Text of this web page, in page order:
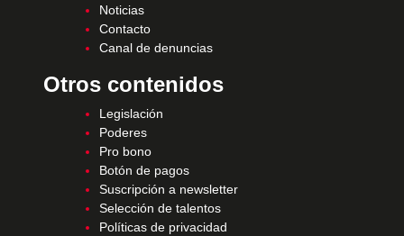
Noticias
Contacto
Canal de denuncias
Otros contenidos
Legislación
Poderes
Pro bono
Botón de pagos
Suscripción a newsletter
Selección de talentos
Políticas de privacidad